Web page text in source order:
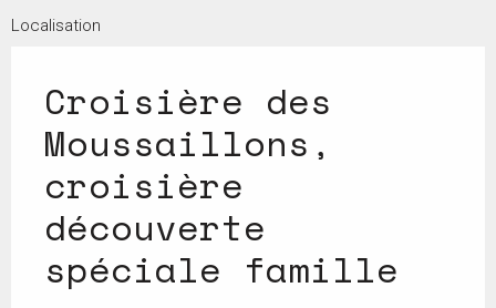
Localisation
Croisière des
Moussaillons,
croisière
découverte
spéciale famille